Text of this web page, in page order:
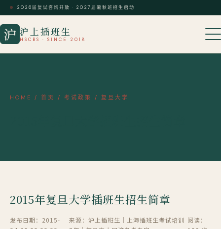
2026届复试咨询开放 · 2027届暑秋班招生启动
沪 沪上插班生
HSCBS · SINCE 2018
HOME / 首页 / 考试政策 / 复旦大学
2015年复旦大学插班生招生简章
发布日期：2015-
来源：沪上插班生｜上海插班生考试培训 阅读：